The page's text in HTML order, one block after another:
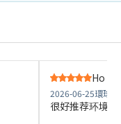
Ho
2026-06-25環球
很好推荐环境